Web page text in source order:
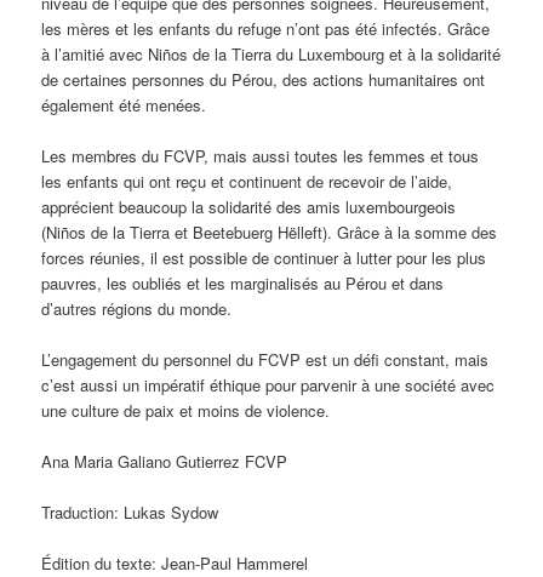
les mères et les enfants du refuge n’ont pas été infectés. Grâce
à l’amitié avec Niños de la Tierra du Luxembourg et à la solidarité
de certaines personnes du Pérou, des actions humanitaires ont
également été menées.
Les membres du FCVP, mais aussi toutes les femmes et tous
les enfants qui ont reçu et continuent de recevoir de l’aide,
apprécient beaucoup la solidarité des amis luxembourgeois
(Niños de la Tierra et Beetebuerg Hëlleft). Grâce à la somme des
forces réunies, il est possible de continuer à lutter pour les plus
pauvres, les oubliés et les marginalisés au Pérou et dans
d’autres régions du monde.
L’engagement du personnel du FCVP est un défi constant, mais
c’est aussi un impératif éthique pour parvenir à une société avec
une culture de paix et moins de violence.
Ana Maria Galiano Gutierrez FCVP
Traduction: Lukas Sydow
Édition du texte: Jean-Paul Hammerel